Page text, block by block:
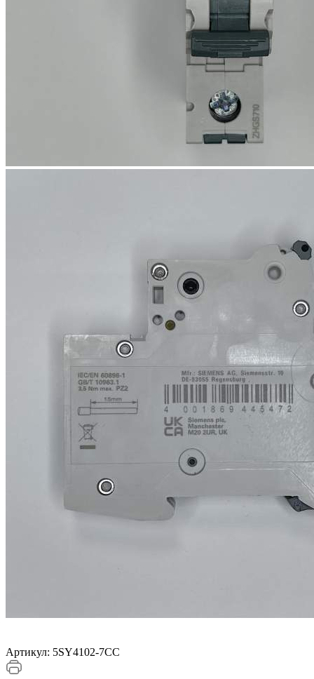
Артикул: 5SY4102-7CC